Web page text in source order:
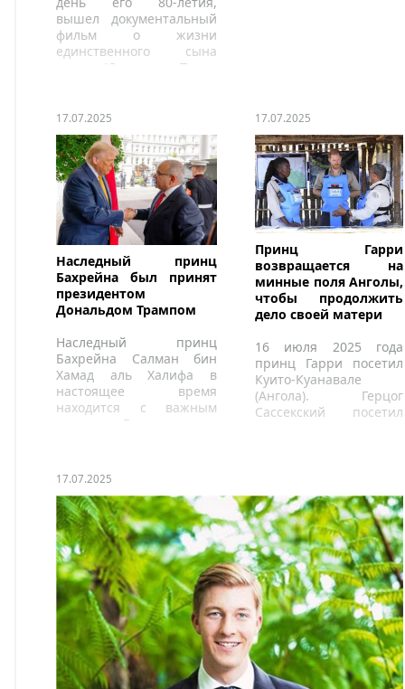
вышел документальный
фильм о жизни
единственного сына
короля Югославии Петра
17.07.2025
Наследный принц
Бахрейна был принят
президентом
Дональдом Трампом
Наследный принц
Бахрейна Салман бин
Хамад аль Халифа в
настоящее время
находится с важным
визитом в Вашингтоне.
17.07.2025
Принц Гарри
возвращается на
минные поля Анголы,
чтобы продолжить
дело своей матери
16 июля 2025 года
принц Гарри посетил
Куито-Куанавале
(Ангола). Герцог
Сассекский посетил
произойти взрыв.
17.07.2025